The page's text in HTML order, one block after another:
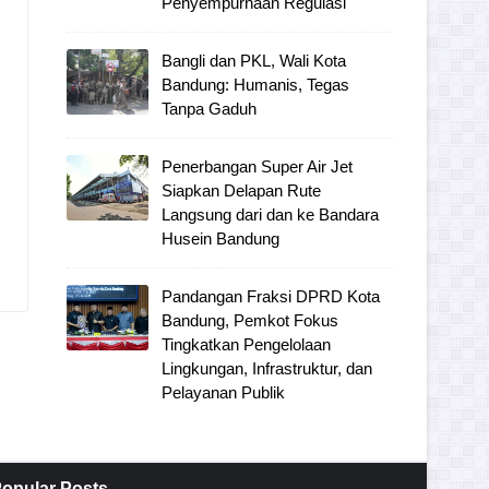
Bangli dan PKL, Wali Kota
Bandung: Humanis, Tegas
Tanpa Gaduh
Penerbangan Super Air Jet
Siapkan Delapan Rute
Langsung dari dan ke Bandara
Husein Bandung
Pandangan Fraksi DPRD Kota
Bandung, Pemkot Fokus
Tingkatkan Pengelolaan
Lingkungan, Infrastruktur, dan
Pelayanan Publik